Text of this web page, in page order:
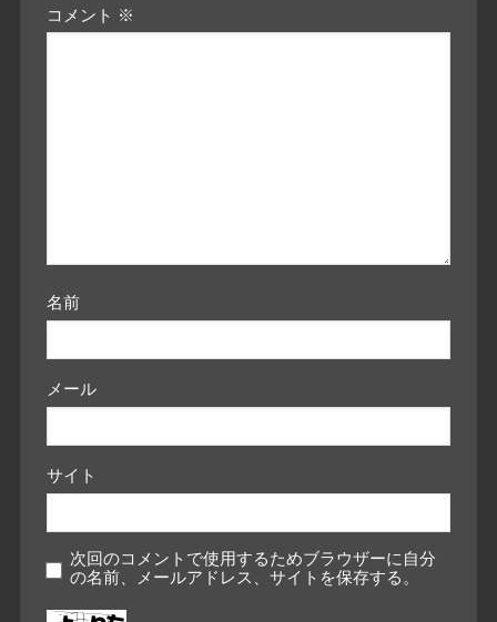
コメント ※
名前
メール
サイト
次回のコメントで使用するためブラウザーに自分
の名前、メールアドレス、サイトを保存する。